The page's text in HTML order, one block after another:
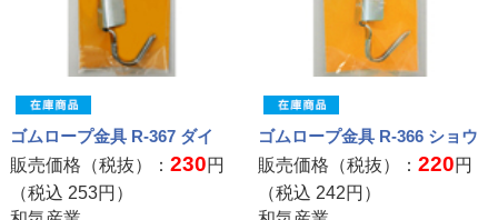
ゴムロープ金具 R-367 ダイ
販売価格（税抜）： 230円
（税込 253円）
ゴムロープ金具 R-366 ショウ
販売価格（税抜）：220円
（税込 242円）